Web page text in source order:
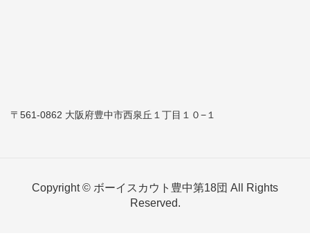
〒561-0862 大阪府豊中市西泉丘１丁目１０−１
Copyright © ボーイスカウト豊中第18団 All Rights
Reserved.